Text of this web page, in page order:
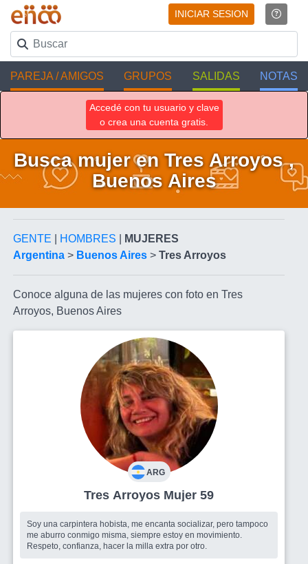
INICIAR SESION
PAREJA / AMIGOS GRUPOS SALIDAS NOTAS
Accedé con tu usuario y clave
o crea una cuenta gratis.
Busca mujer en Tres Arroyos ,
Buenos Aires
GENTE HOMBRES
MUJERES
Argentina > Buenos Aires > Tres Arroyos
Conoce alguna de las mujeres con foto en Tres
Arroyos, Buenos Aires
ARG
Tres Arroyos Mujer 59
Soy una carpintera hobista, me encanta socializar, pero tampoco
me aburro conmigo misma, siempre estoy en movimiento.
Respeto, confianza, hacer la milla extra por otro.